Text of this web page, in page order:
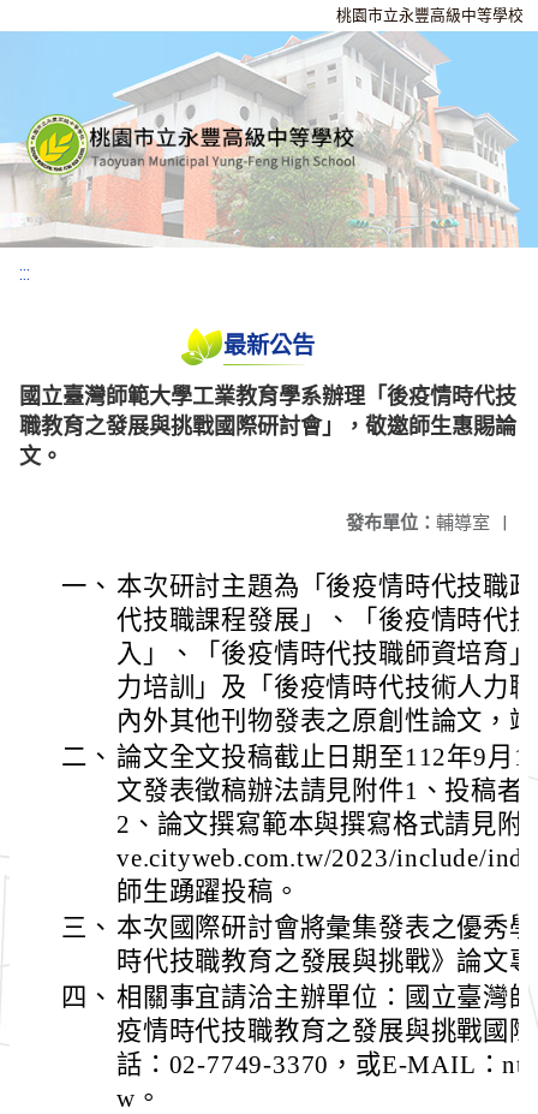
桃園市立永豐高級中等學校
:::
最新公告
國立臺灣師範大學工業教育學系辦理「後疫情時代技
職教育之發展與挑戰國際研討會」，敬邀師生惠賜論
文。
發布單位： 輔導室 |
一、 本次研討主題為「後疫情時代技職
代技職課程發展」、「後疫情時代
入」、「後疫情時代技職師資培育
力培訓」及「後疫情時代技術人力
內外其他刊物發表之原創性論文，
二、 論文全文投稿截止日期至112年9月
文發表徵稿辦法請見附件1、投稿者
2、論文撰寫範本與撰寫格式請見附
ve.cityweb.com.tw/2023/include/
師生踴躍投稿。
三、 本次國際研討會將彙集發表之優秀
時代技職教育之發展與挑戰》論文
四、 相關事宜請洽主辦單位：國立臺灣
疫情時代技職教育之發展與挑戰國
話：02-7749-3370，或E-MAIL：
w。